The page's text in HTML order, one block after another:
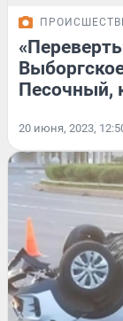
Песочный,
20 июня, 2023,